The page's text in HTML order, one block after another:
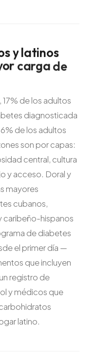
ylatinos
cargade
de los adultos
diagnosticada
de los adultos
son por capas:
central, cultura
y acceso. Doral y
mayores
cubanos,
caribeño-hispanos
de diabetes
el primer día —
que incluyen
registro de
y médicos que
latino.